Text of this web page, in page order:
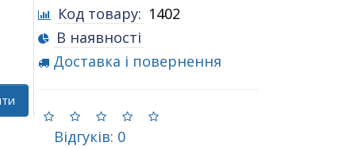
Код товару: 1402
В наявності
Доставка і повернення
Відгуків: 0